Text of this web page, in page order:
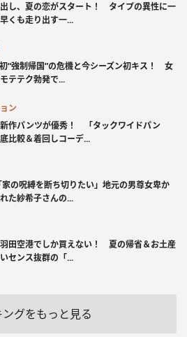
し、夏の恋がスタート！ タイプの異性に一
も走り出す一...
“強制帰国”の危機と今シーズン初キス！ 女
テテク勃発で...
ン
作パンツが優秀！ 「タックワイドパン
比較＆着回しコーデ...
家の呪縛を断ち切りたい」地元の男尊女卑か
た紗希子さんの...
田空港でしか買えない！ 夏の帰省＆お土産
センス抜群の「...
ングをもっと見る